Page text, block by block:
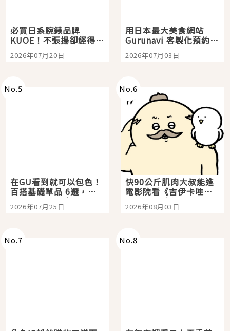
必買日系腕錶品牌
KUOE！不張揚卻經得起
時間洗鍊的經典之作五
選
2026年07月20日
用日本最大美食網站
Gurunavi 客製化預約九
大都市餐廳，打造專屬
美食體驗！
2026年07月03日
No.5
在GU看到就可以包色！
百搭基礎單品 6選，閉
眼全收也不心疼
2026年07月25日
No.6
快90公斤肌肉大叔能進
電影院看《吉伊卡哇》
嗎？日本重金屬樂團
「打首」會長與nagano
2026年08月03日
No.7 No.8